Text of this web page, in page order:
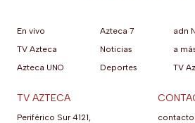
En vivo
TV Azteca
Azteca UNO
Azteca 7
Noticias
Deportes
adn
a
TV
TV AZTECA
Periférico Sur 4121,